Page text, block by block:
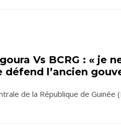
Vs BCRG : « je
défend l’ancien
de la République de Guinée